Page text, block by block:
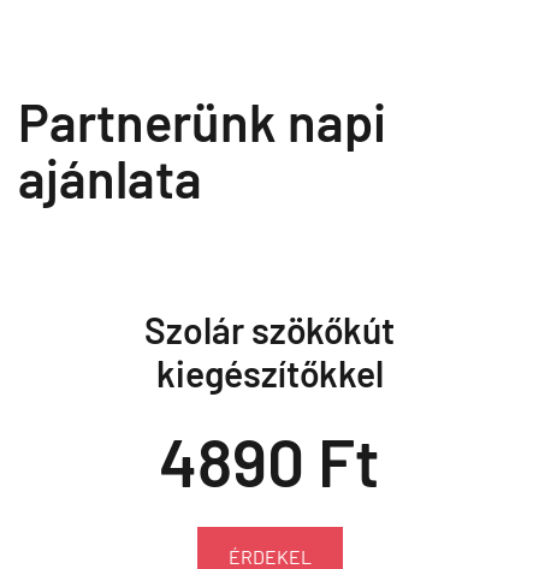
Partnerünk napi
ajánlata
Szolár szökőkút
kiegészítőkkel
4890 Ft
ÉRDEKEL